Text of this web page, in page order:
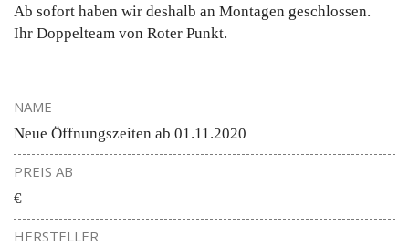
Ab sofort haben wir deshalb an Montagen geschlossen.
Ihr Doppelteam von Roter Punkt.
NAME
Neue Öffnungszeiten ab 01.11.2020
PREIS AB
€
HERSTELLER